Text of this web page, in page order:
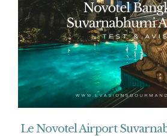
Le Novotel Airport